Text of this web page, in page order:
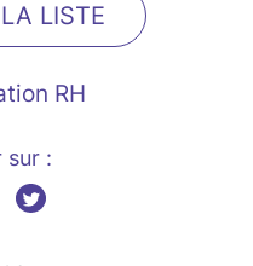
LISTE
RH
sur :